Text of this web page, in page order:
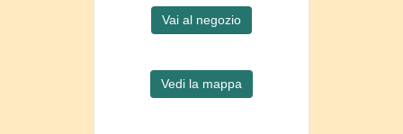
Vai al negozio
Vedi la mappa